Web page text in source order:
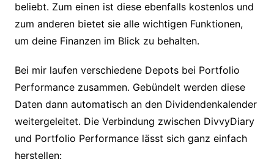
beliebt. Zum einen ist diese ebenfalls kostenlos und
zum anderen bietet sie alle wichtigen Funktionen,
um deine Finanzen im Blick zu behalten.
Bei mir laufen verschiedene Depots bei Portfolio
Performance zusammen. Gebündelt werden diese
Daten dann automatisch an den Dividendenkalender
weitergeleitet. Die Verbindung zwischen DivvyDiary
und Portfolio Performance lässt sich ganz einfach
herstellen: